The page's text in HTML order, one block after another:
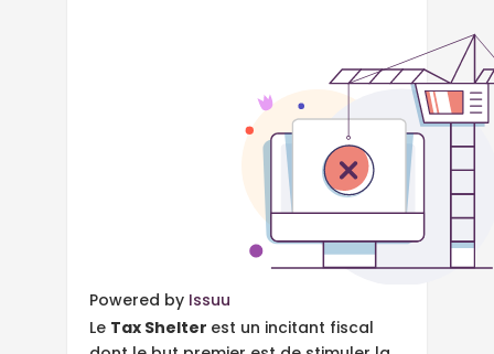
Powered by Issuu
Le Tax Shelter est un incitant fiscal